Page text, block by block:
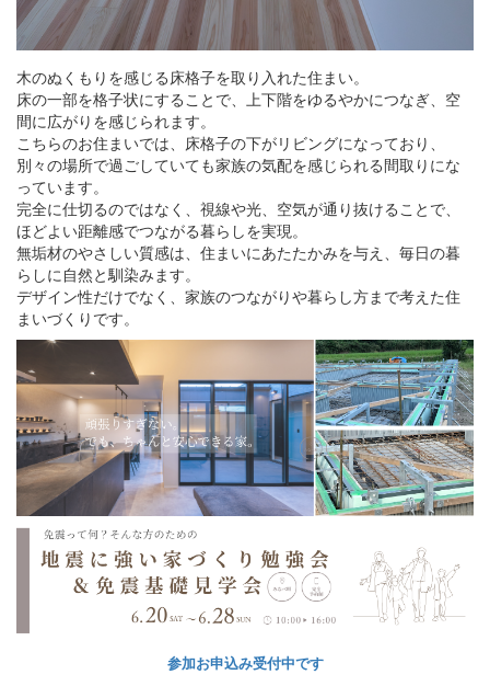
木のぬくもりを感じる床格子を取り入れた住まい。
床の一部を格子状にすることで、上下階をゆるやかにつなぎ、空
間に広がりを感じられます。
こちらのお住まいでは、床格子の下がリビングになっており、
別々の場所で過ごしていても家族の気配を感じられる間取りにな
っています。
完全に仕切るのではなく、視線や光、空気が通り抜けることで、
ほどよい距離感でつながる暮らしを実現。
無垢材のやさしい質感は、住まいにあたたかみを与え、毎日の暮
らしに自然と馴染みます。
デザイン性だけでなく、家族のつながりや暮らし方まで考えた住
まいづくりです。
参加お申込み受付中です